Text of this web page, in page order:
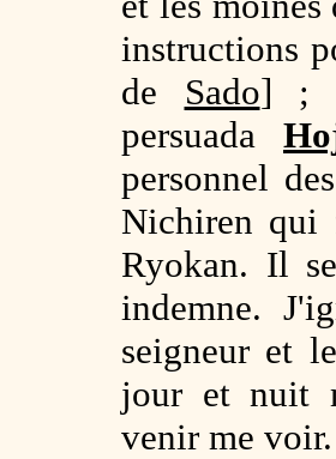
instructions
de Sado] ;
persuada
personnel
Nichiren qui
Ryokan. Il
indemne.
seigneur et
jour et nuit
venir me voir.